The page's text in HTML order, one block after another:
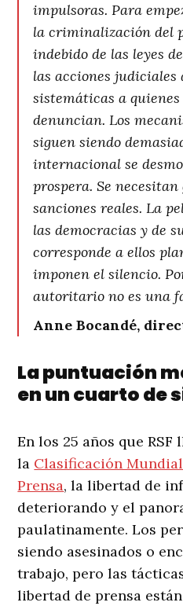
impulsoras. Para
la criminalización del
indebido de las leyes
las acciones judiciales
sistemáticas a
denuncian. Los
siguen siendo
internacional se
prospera. Se
sanciones reales. La
las democracias y de
corresponde a ellos
imponen el silencio.
autoritario no es una
Anne Bocandé,
La puntuación
en un cuarto de
En los 25 años que
la Clasificación
Prensa, la libertad de
deteriorando y el
paulatinamente. Los
siendo asesinados o
trabajo, pero las
libertad de prensa